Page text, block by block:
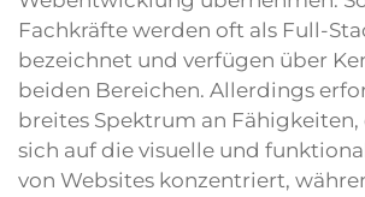
Fachkräfte werden oft als Full-
bezeichnet und verfügen über
beiden Bereichen. Allerdings
breites Spektrum an
sich auf die visuelle und
von Websites konzentriert,